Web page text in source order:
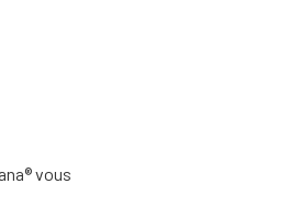
vous